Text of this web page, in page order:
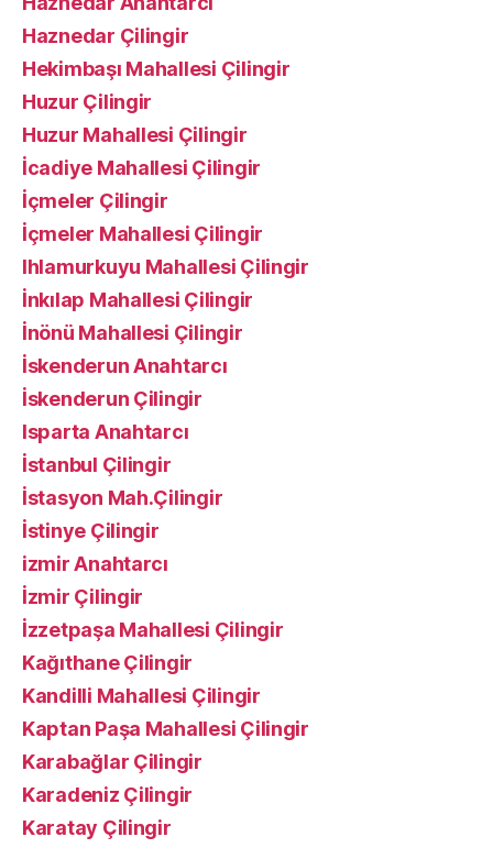
Haznedar Çilingir
Hekimbaşı Mahallesi Çilingir
Huzur Çilingir
Huzur Mahallesi Çilingir
İcadiye Mahallesi Çilingir
İçmeler Çilingir
İçmeler Mahallesi Çilingir
Ihlamurkuyu Mahallesi Çilingir
İnkılap Mahallesi Çilingir
İnönü Mahallesi Çilingir
İskenderun Anahtarcı
İskenderun Çilingir
Isparta Anahtarcı
İstanbul Çilingir
İstasyon Mah.Çilingir
İstinye Çilingir
izmir Anahtarcı
İzmir Çilingir
İzzetpaşa Mahallesi Çilingir
Kağıthane Çilingir
Kandilli Mahallesi Çilingir
Kaptan Paşa Mahallesi Çilingir
Karabağlar Çilingir
Karadeniz Çilingir
Karatay Çilingir